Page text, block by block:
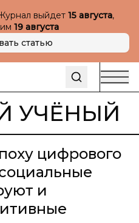
выйдет 15 августа,
19 августа
статью
УЧЁНЫЙ
цифрового
и